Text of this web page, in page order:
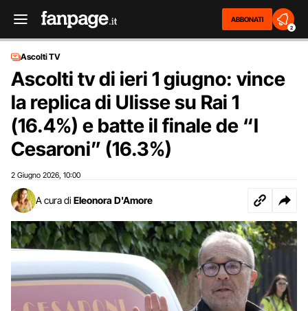
ABBONATI
2
Ascolti TV
Ascolti tv di ieri 1 giugno: vince
la replica di Ulisse su Rai 1
(16.4%) e batte il finale de “I
Cesaroni” (16.3%)
2 Giugno 2026 10:00
A cura di Eleonora D'Amore